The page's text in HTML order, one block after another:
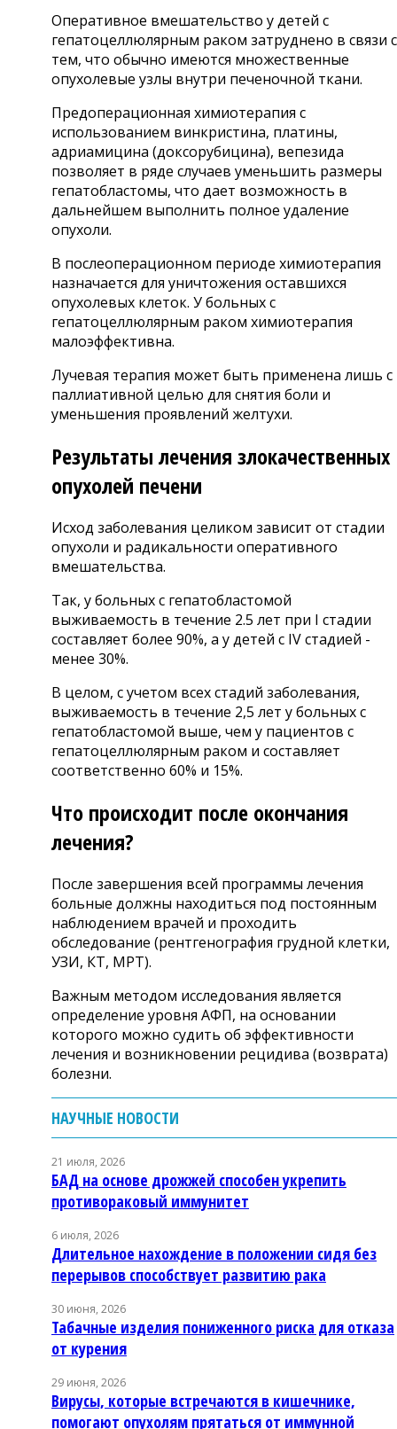
Оперативное вмешательство у детей с
гепатоцеллюлярным раком затруднено в связи с
тем, что обычно имеются множественные
опухолевые узлы внутри печеночной ткани.
Предоперационная химиотерапия с
использованием винкристина, платины,
адриамицина (доксорубицина), вепезида
позволяет в ряде случаев уменьшить размеры
гепатобластомы, что дает возможность в
дальнейшем выполнить полное удаление
опухоли.
В послеоперационном периоде химиотерапия
назначается для уничтожения оставшихся
опухолевых клеток. У больных с
гепатоцеллюлярным раком химиотерапия
малоэффективна.
Лучевая терапия может быть применена лишь с
паллиативной целью для снятия боли и
уменьшения проявлений желтухи.
Результаты лечения злокачественных
опухолей печени
Исход заболевания целиком зависит от стадии
опухоли и радикальности оперативного
вмешательства.
Так, у больных с гепатобластомой
выживаемость в течение 2.5 лет при I стадии
составляет более 90%, а у детей с IV стадией -
менее 30%.
В целом, с учетом всех стадий заболевания,
выживаемость в течение 2,5 лет у больных с
гепатобластомой выше, чем у пациентов с
гепатоцеллюлярным раком и составляет
соответственно 60% и 15%.
Что происходит после окончания
лечения?
После завершения всей программы лечения
больные должны находиться под постоянным
наблюдением врачей и проходить
обследование (рентгенография грудной клетки,
УЗИ, КТ, МРТ).
Важным методом исследования является
определение уровня АФП, на основании
которого можно судить об эффективности
лечения и возникновении рецидива (возврата)
болезни.
НАУЧНЫЕ НОВОСТИ
21 июля, 2026
БАД на основе дрожжей способен укрепить
противораковый иммунитет
6 июля, 2026
Длительное нахождение в положении сидя без
перерывов способствует развитию рака
30 июня, 2026
Табачные изделия пониженного риска для отказа
от курения
29 июня, 2026
Вирусы, которые встречаются в кишечнике,
помогают опухолям прятаться от иммунной